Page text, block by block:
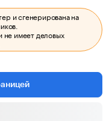
и сгенерирована на
не имеет деловых